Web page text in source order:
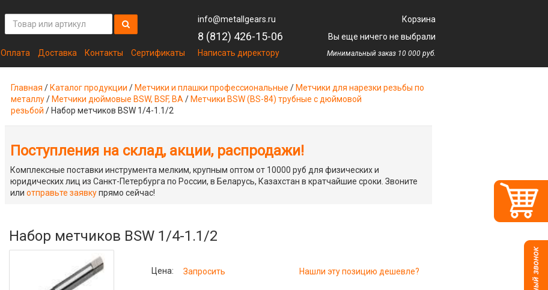
Оплата Доставка Контакты Сертификаты
info@metallgears.ru
8 (812) 426-15-06
Написать директору
Корзина
Вы еще ничего не выбрали
Минимальный заказ 10 000 руб.
Главная / Каталог продукции / Метчики и плашки профессиональные / Метчики для нарезки резьбы по
металлу/ Метчики дюймовые BSW, BSF, BA / Метчики BSW (BS-84) трубные с дюймовой
резьбой / Набор метчиков BSW 1/4-1.1/2
Поступления на склад, акции, распродажи!
Комплексные поставки инструмента мелким, крупным оптом от 10000 руб для физических и
юридических лиц из Санкт-Петербурга по России, в Беларусь, Казахстан в кратчайшие сроки. Звоните
или отправьте заявкупрямо сейчас!
Набор метчиков BSW 1/4-1.1/2
Цена: Запросить Нашли эту позицию дешевле?